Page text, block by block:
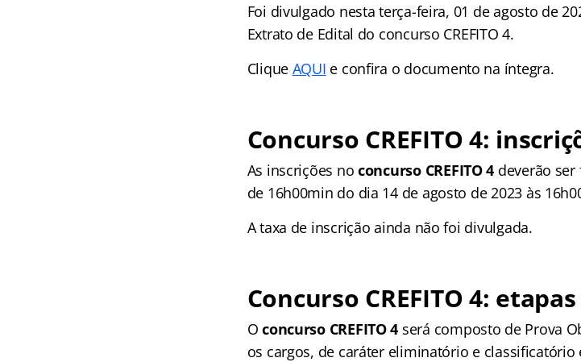
Foi divulgado nesta terça-feira, 01 de agosto de
Extrato de Edital do concurso CREFITO 4.
Clique AQUI e confira o documento na íntegra.
Concurso CREFITO 4:
As inscrições noconcurso CREFITO 4 deverão
de 16h00min do dia 14 de agosto de 2023 às
A taxa de inscrição ainda não foi divulgada.
Concurso CREFITO 4:
Oconcurso CREFITO 4 será composto de Prova
os cargos, de caráter eliminatório e classificatório